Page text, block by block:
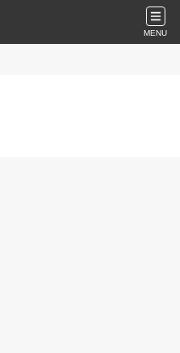
MENU